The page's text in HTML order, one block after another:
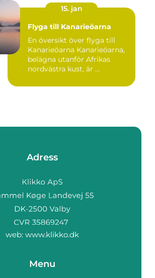
15. jan
Flyga till Kanarieöarna
En översikt över flyga till
Kanarieöarna Kanarieöarna,
belägna utanför Afrikas
nordvästra kust, är ...
Adress
web: www.klikko.dk
Menu